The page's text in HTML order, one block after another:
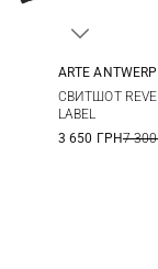
ARTE ANTWERP
СВИТШОТ
LABEL
3 650 ГРН7